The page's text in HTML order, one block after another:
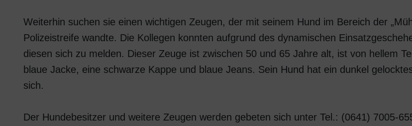
Weiterhin suchen sie einen wichtigen Zeugen, der mit seinem Hund im Bereich der
Polizeistreife wandte. Die Kollegen konnten aufgrund des dynamischen
diesen sich zu melden. Dieser Zeuge ist zwischen 50 und 65 Jahre alt, ist von hellem
blaue Jacke, eine schwarze Kappe und blaue Jeans. Sein Hund hat ein dunkel
sich.
Der Hundebesitzer und weitere Zeugen werden gebeten sich unter Tel.: (0641) 7005-